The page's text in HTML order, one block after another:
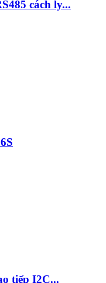
cách ly...
tiếp I2C...